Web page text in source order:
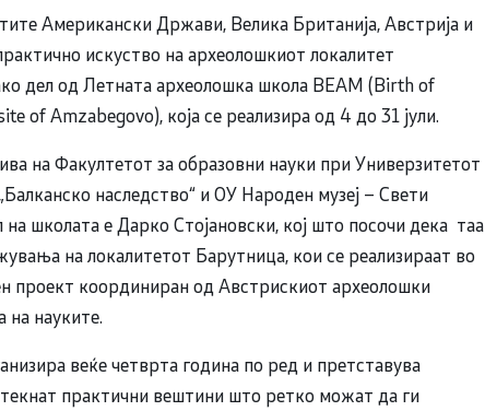
Американски Држави, Велика Британија, Австрија и
искуство на археолошкиот локалитет
дел од Летната археолошка школа BEAM (Birth of
of Amzabegovo), која се реализира од 4 до 31 јули.
на Факултетот за образовни науки при Универзитетот
наследство“ и ОУ Народен музеј – Свети
школата е Дарко Стојановски, кој што посочи дека таа
на локалитетот Барутница, кои се реализираат во
проект координиран од Австрискиот археолошки
на науките.
веќе четврта година по ред и претставува
практични вештини што ретко можат да ги